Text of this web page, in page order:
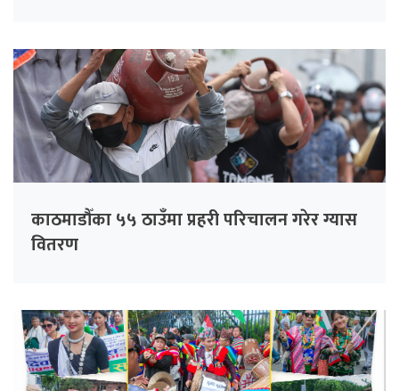
काठमाडौँका ५५ ठाउँमा प्रहरी परिचालन गरेर ग्यास
वितरण